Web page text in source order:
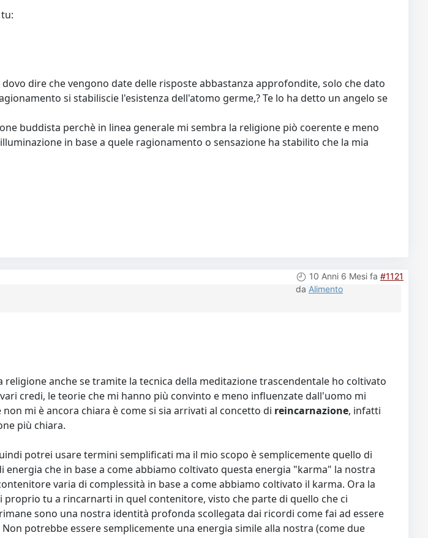
dire che vengono date delle risposte abbastanza approfondite, solo che dato
si stabiliscie l'esistenza dell'atomo germe,? Te lo ha detto un angelo se
buddista perchè in linea generale mi sembra la religione piò coerente e meno
in base a quele ragionamento o sensazione ha stabilito che la mia
10 Anni 6 Mesi fa #1121
da Alimento
anche se tramite la tecnica della meditazione trascendentale ho coltivato
credi, le teorie che mi hanno più convinto e meno influenzate dall'uomo mi
mi è ancora chiara è come si sia arrivati al concetto di reincarnazione, infatti
più chiara.
potrei usare termini semplificati ma il mio scopo è semplicemente quello di
che in base a come abbiamo coltivato questa energia "karma" la nostra
varia di complessità in base a come abbiamo coltivato il karma. Ora la
proprio tu a rincarnarti in quel contenitore, visto che parte di quello che ci
sono una nostra identità profonda scollegata dai ricordi come fai ad essere
potrebbe essere semplicemente una energia simile alla nostra (come due